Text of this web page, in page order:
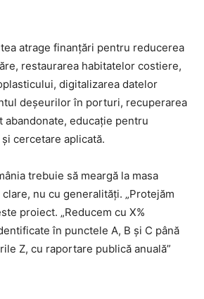
atrage finanțări pentru reducerea
restaurarea habitatelor costiere,
digitalizarea datelor
deșeurilor în porturi, recuperarea
educație pentru
cercetare aplicată.
trebuie să meargă la masa
nu cu generalități. „Protejăm
proiect. „Reducem cu X%
în punctele A, B și C până
Z, cu raportare publică anuală”